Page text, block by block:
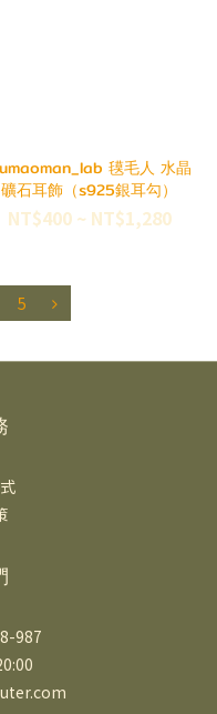
氁毛人 水晶
礦石耳飾（s925銀耳勾）
NT$400 ~ NT$1,280
5
987